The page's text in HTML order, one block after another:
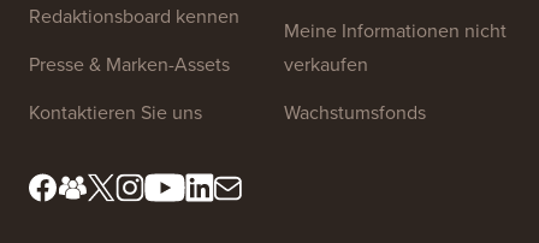
Redaktionsboard kennen
Presse & Marken-Assets
Kontaktieren Sie uns
Meine Informationen nicht
verkaufen
Wachstumsfonds